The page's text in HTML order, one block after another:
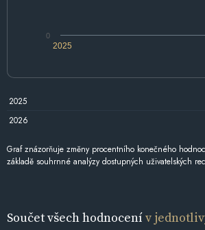
2025
0
2025
2026
Graf znázorňuje změny procentního konečného
základě souhrnné analýzy dostupných uživatelských
Součet všech hodnocenív